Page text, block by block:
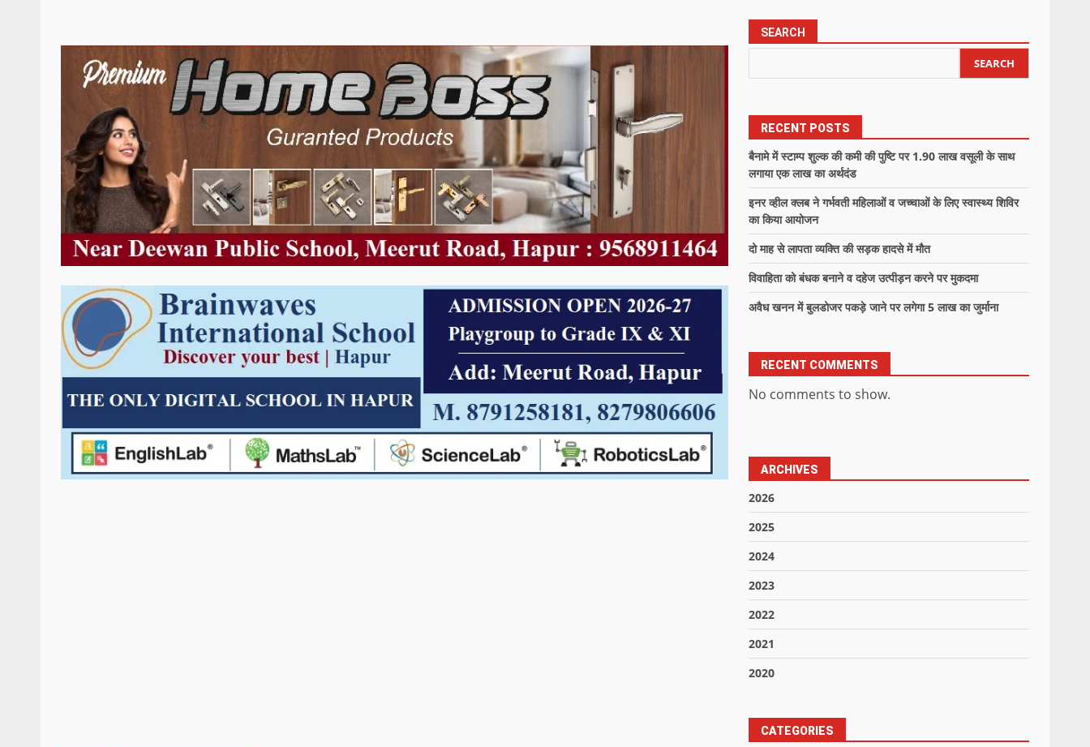
SEARCH
SEARCH
RECENT POSTS
बैनामे में स्टाम्प शुल्क की कमी की पुष्टि पर 1.90 लाख वसूली के साथ
लगाया एक लाख का अर्थदंड
इनर व्हील क्लब ने गर्भवती महिलाओं व जच्चाओं के लिए स्वास्थ्य शिविर
का किया आयोजन
दो माह से लापता व्यक्ति की सड़क हादसे में मौत
विवाहिता को बंधक बनाने व दहेज उत्पीड़न करने पर मुकदमा
अवैध खनन में बुलडोजर पकड़े जाने पर लगेगा 5 लाख का जुर्माना
RECENT COMMENTS
No comments to show.
ARCHIVES
2026
2025
2024
2023
2022
2021
2020
CATEGORIES